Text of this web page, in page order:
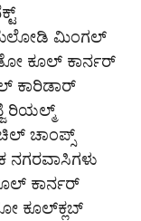
ಮಿಂಗಲ್
ಕೂಲ್ ಕಾರ್ನರ್
ಕಾರಿಡಾರ್
ರಿಯಲ್ಮ್
ಚಿಲ್ ಚಾಂಪ್ಸ್
ನಗರವಾಸಿಗಳು
ಕಾರ್ನರ್
ಕೂಲ್‌ಕ್ಲಬ್